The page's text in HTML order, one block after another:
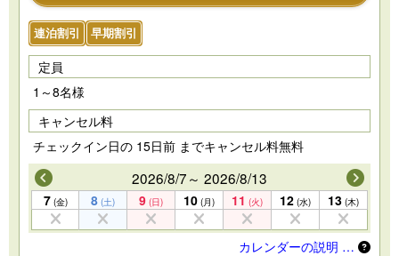
連泊割引 早期割引
定員
1～8名様
キャンセル料
チェックイン日の 15日前 までキャンセル料無料
2026/8/7～ 2026/8/13
7 (金) 8 (土) 9 (日) 10 (月) 11 (火) 12 (水) 13 (木)
カレンダーの説明 …